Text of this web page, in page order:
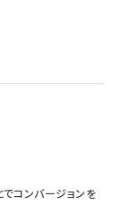
コンバージョンを